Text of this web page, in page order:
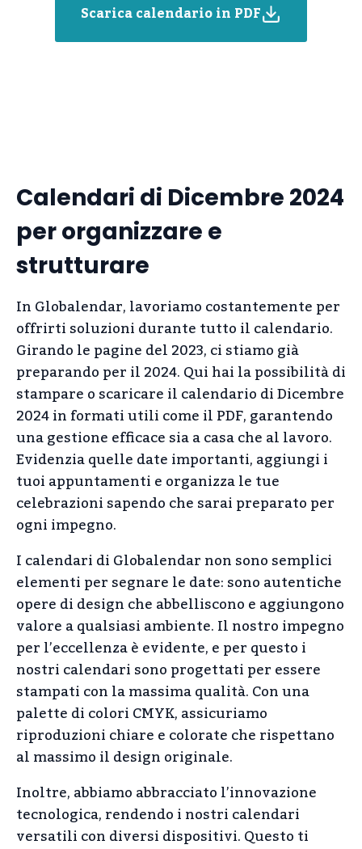
Scarica calendario in PDF
Calendari di Dicembre 2024
per organizzare e
strutturare
In Globalendar, lavoriamo costantemente per
offrirti soluzioni durante tutto il calendario.
Girando le pagine del 2023, ci stiamo già
preparando per il 2024. Qui hai la possibilità di
stampare o scaricare il calendario di Dicembre
2024 in formati utili come il PDF, garantendo
una gestione efficace sia a casa che al lavoro.
Evidenzia quelle date importanti, aggiungi i
tuoi appuntamenti e organizza le tue
celebrazioni sapendo che sarai preparato per
ogni impegno.
I calendari di Globalendar non sono semplici
elementi per segnare le date: sono autentiche
opere di design che abbelliscono e aggiungono
valore a qualsiasi ambiente. Il nostro impegno
per l’eccellenza è evidente, e per questo i
nostri calendari sono progettati per essere
stampati con la massima qualità. Con una
palette di colori CMYK, assicuriamo
riproduzioni chiare e colorate che rispettano
al massimo il design originale.
Inoltre, abbiamo abbracciato l’innovazione
tecnologica, rendendo i nostri calendari
versatili con diversi dispositivi. Questo ti